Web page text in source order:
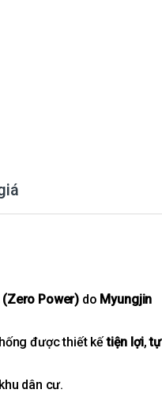
(Zero Power) do Myungjin
được thiết kếtiện lợi,tự
dân cư.